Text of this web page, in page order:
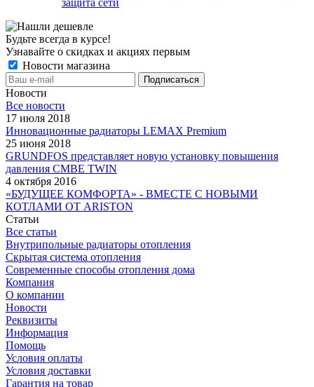
Будьте всегда в курсе!
Узнавайте о скидках и акциях первым
Новости магазина
Новости
Все новости
17 июля 2018
Инновационные радиаторы LEMAX Premium
25 июня 2018
GRUNDFOS представляет новую установку повышения
давления CMBE TWIN
4 октября 2016
«БУДУЩЕЕ КОМФОРТА» - ВМЕСТЕ С НОВЫМИ
КОТЛАМИ ОТ ARISTON
Статьи
Все статьи
Внутрипольные радиаторы отопления
Скрытая система отопления
Современные способы отопления дома
Компания
О компании
Новости
Реквизиты
Информация
Помощь
Условия оплаты
Условия доставки
Гарантия на товар